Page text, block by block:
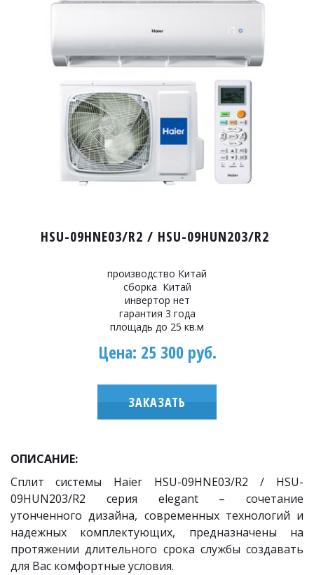
HSU-09HNE03/R2 / HSU-09HUN203/R2
производство Китай
сборка Китай
инвертор нет
гарантия 3 года
площадь до 25 кв.м
Цена: 25 300 руб.
ЗАКАЗАТЬ
ОПИСАНИЕ:
Сплит системы Haier HSU-09HNE03/R2 / HSU-
09HUN203/R2 серия elegant – сочетание
утонченного дизайна, современных технологий и
надежных комплектующих, предназначены на
протяжении длительного срока службы создавать
для Вас комфортные условия.